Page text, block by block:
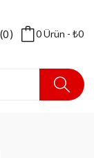
0 Ürün - ₺0